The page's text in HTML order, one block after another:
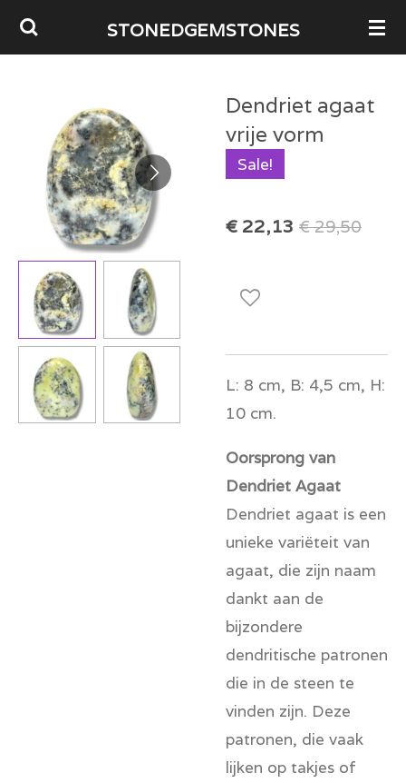
Ga
direct
hoofdinhoud
STONEDGEMSTONES
Dendriet agaat
vrije vorm
Sale!
€ 22,13 € 29,50
L: 8 cm, B: 4,5 cm, H:
10 cm.
Oorsprong van
Dendriet Agaat
Dendriet agaat is een
unieke variëteit van
agaat, die zijn naam
dankt aan de
bijzondere
dendritische patronen
die in de steen te
vinden zijn. Deze
patronen, die vaak
lijken op takjes of